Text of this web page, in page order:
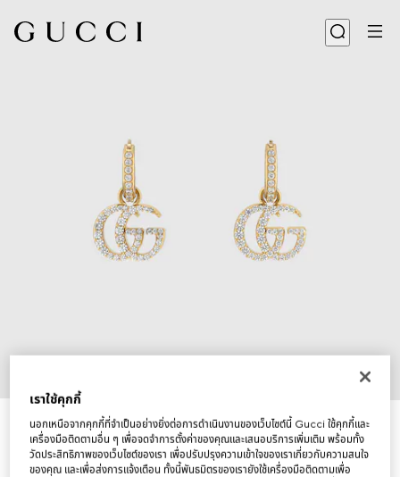
ต่างหู GG Marmont crystal earrings
฿25,000
เราใช้คุกกี้
นอกเหนือจากคุกกี้ที่จำเป็นอย่างยิ่งต่อการดำเนินงานของเว็บไซต์นี้ Gucci ใช้คุกกี้และ
เครื่องมือติดตามอื่น ๆ เพื่อจดจำการตั้งค่าของคุณและเสนอบริการเพิ่มเติม พร้อมทั้ง
วัดประสิทธิภาพของเว็บไซต์ของเรา เพื่อปรับปรุงความเข้าใจของเราเกี่ยวกับความสนใจ
ของคุณ และเพื่อส่งการแจ้งเตือน ทั้งนี้พันธมิตรของเรายังใช้เครื่องมือติดตามเพื่อ